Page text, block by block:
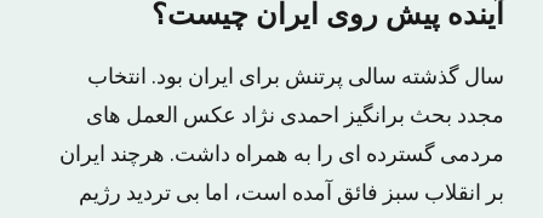
آینده پیش روی ایران چیست؟
سال گذشته سالی پرتنش برای ایران بود. انتخاب
مجدد بحث برانگیز احمدی نژاد عکس العمل های
مردمی گسترده ای را به همراه داشت. هرچند ایران
بر انقلاب سبز فائق آمده است، اما بی تردید رژیم